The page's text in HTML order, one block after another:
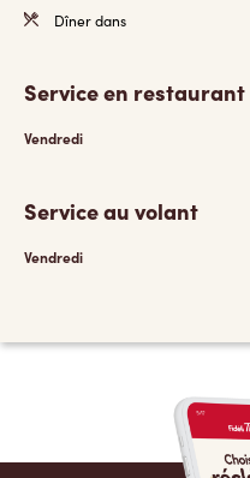
Dîner dans
Service en restaurant
Vendredi
Service au volant
Vendredi